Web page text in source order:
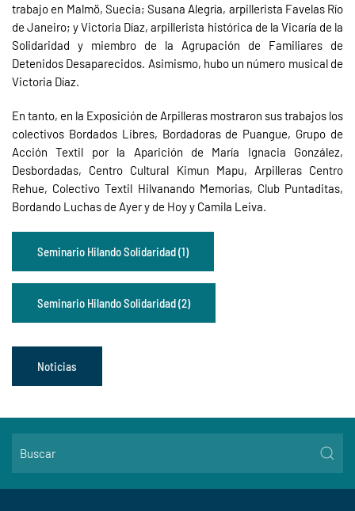
trabajo en Malmö, Suecia; Susana Alegría, arpillerista Favelas Río
de Janeiro; y Victoria Díaz, arpillerista histórica de la Vicaría de la
Solidaridad y miembro de la Agrupación de Familiares de
Detenidos Desaparecidos. Asimismo, hubo un número musical de
Victoria Díaz.
En tanto, en la Exposición de Arpilleras mostraron sus trabajos los
colectivos Bordados Libres, Bordadoras de Puangue, Grupo de
Acción Textil por la Aparición de María Ignacia González,
Desbordadas, Centro Cultural Kimun Mapu, Arpilleras Centro
Rehue, Colectivo Textil Hilvanando Memorias, Club Puntaditas,
Bordando Luchas de Ayer y de Hoy y Camila Leiva.
Seminario Hilando Solidaridad (1)
Seminario Hilando Solidaridad (2)
Noticias